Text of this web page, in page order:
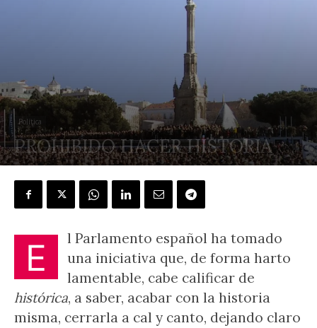
Política
PROHIBIDO HACER HISTORIA
POR J.L. GONZÁLEZ QUIRÓS - 16 julio, 2022
E
l Parlamento español ha tomado
una iniciativa que, de forma harto
lamentable, cabe calificar de
histórica, a saber, acabar con la historia
misma, cerrarla a cal y canto, dejando claro